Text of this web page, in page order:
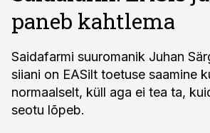
paneb kahtlema
Saidafarmi suuromanik Juhan
siiani on EASilt toetuse saamine
normaalselt, küll aga ei tea ta,
seotu lõpeb.